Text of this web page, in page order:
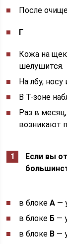
После
Г
Кожа на
шелушится.
На лбу,
В Т-зоне
Раз в
возникают
Если вы
в блокеА —
в блоке Б —
в блоке В —